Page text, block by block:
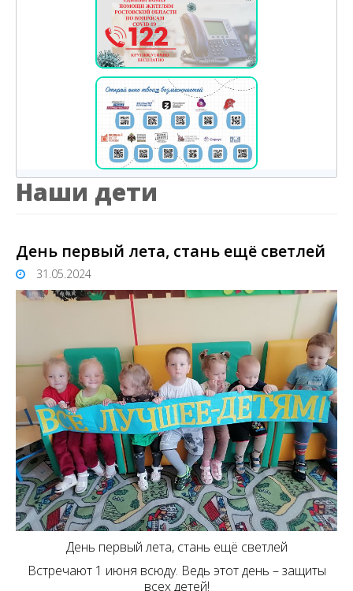
Наши дети
День первый лета, стань ещё светлей
31.05.2024
День первый лета, стань ещё светлей
Встречают 1 июня всюду. Ведь этот день – защиты
всех детей!